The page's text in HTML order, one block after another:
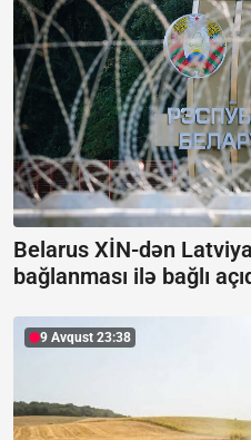
Belarus XİN-dən
bağlanması ilə bağlı
9 Avqust 23:38